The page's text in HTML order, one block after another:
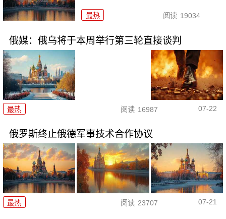
最热 阅读 19034
俄媒：俄乌将于本周举行第三轮直接谈判
最热 阅读 16987 07-22
俄罗斯终止俄德军事技术合作协议
最热 阅读 23707 07-21